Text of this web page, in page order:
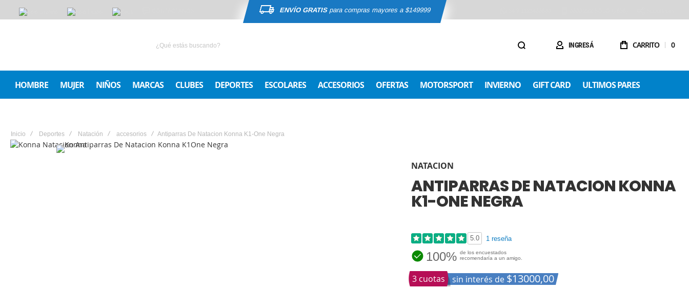
ENVÍO GRATISpara compras mayores a $149999
INGRESÁ CARRITO 0
HOMBRE MUJER NIÑOS MARCAS CLUBES DEPORTES ESCOLARES ACCESORIOS OFERTAS MOTORSPORT INVIERNO GIFT CARD ULTIMOS PARES
Inicio Deportes Natación accesorios Antiparras De Natacion Konna K1-One Negra
NATACION
ANTIPARRAS DE NATACION KONNA
K1-ONE NEGRA
5.0 1 reseña
100% de los encuestados
recomendaría a un amigo.
3 cuotas sin interés de $13000,00